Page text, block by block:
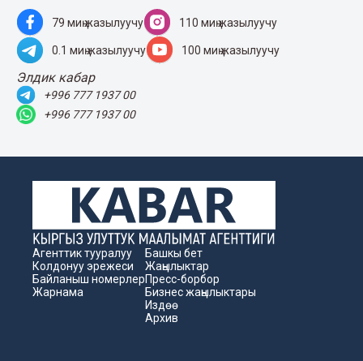
79 миң жазылуучу 110 миң жазылуучу
0.1 миң жазылуучу 100 миң жазылуучу
Элдик кабар
+996 777 1937 00
+996 777 1937 00
Агенттик тууралуу
Колдонуу эрежеси
Байланыш номерлер
Жарнама
Башкы бет
Жаңылыктар
Пресс-борбор
Бизнес жаңылыктары
Издөө
Архив